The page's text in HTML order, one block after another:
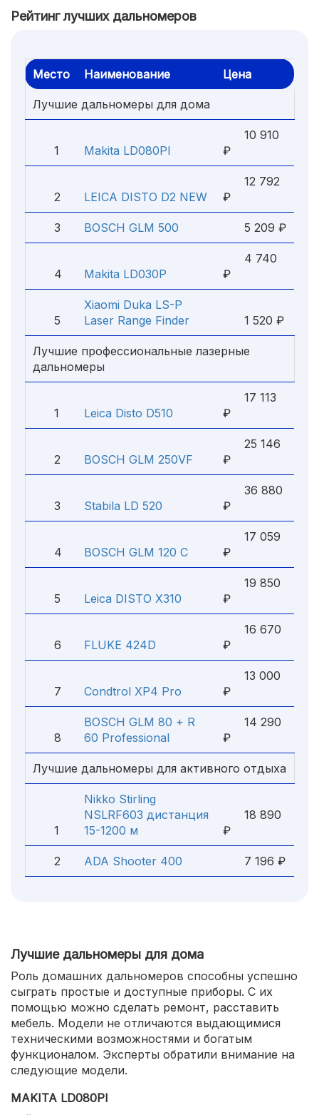
Рейтинг лучших дальномеров
Место Наименование Цена
Лучшие дальномеры для дома
1 Makita LD080PI
10 910
₽
2 LEICA DISTO D2 NEW
12 792
₽
3 BOSCH GLM 500 5 209 ₽
4 Makita LD030P
4 740
₽
5
Xiaomi Duka LS-P
Laser Range Finder
1 520 ₽
Лучшие профессиональные лазерные
дальномеры
1 Leica Disto D510
17 113
₽
2 BOSCH GLM 250VF
25 146
₽
3 Stabila LD 520
36 880
₽
4 BOSCH GLM 120 C
17 059
₽
5 Leica DISTO X310
19 850
₽
6 FLUKE 424D
16 670
₽
7 Condtrol XP4 Pro
13 000
₽
8
BOSCH GLM 80 + R
60 Professional
14 290
₽
Лучшие дальномеры для активного отдыха
1
Nikko Stirling
NSLRF603 дистанция
15-1200 м
18 890
₽
2 ADA Shooter 400 7 196 ₽
Лучшие дальномеры для дома
Роль домашних дальномеров способны успешно
сыграть простые и доступные приборы. С их
помощью можно сделать ремонт, расставить
мебель. Модели не отличаются выдающимися
техническими возможностями и богатым
функционалом. Эксперты обратили внимание на
следующие модели.
MAKITA LD080PI